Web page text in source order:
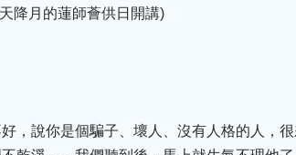
降月的蓮師薈供日開講)
，說你是個騙子、壞人、沒有人格的人，